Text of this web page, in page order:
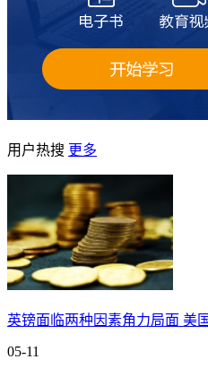
用户热搜 更多
英镑面临两种因素角力局面 美
05-11